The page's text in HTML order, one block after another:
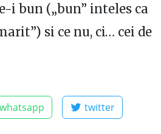
i bun („bun” inteles ca
si ce nu, ci… cei de
whatsapp twitter